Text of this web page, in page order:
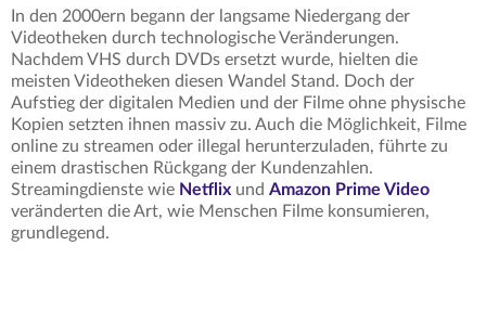
In den 2000ern begann der langsame Niedergang der
Videotheken durch technologische Veränderungen.
Nachdem VHS durch DVDs ersetzt wurde, hielten die
meisten Videotheken diesen Wandel Stand. Doch der
Aufstieg der digitalen Medien und der Filme ohne physische
Kopien setzten ihnen massiv zu. Auch die Möglichkeit, Filme
online zu streamen oder illegal herunterzuladen, führte zu
einem drastischen Rückgang der Kundenzahlen.
Streamingdienste wie Netflix und Amazon Prime Video
veränderten die Art, wie Menschen Filme konsumieren,
grundlegend.